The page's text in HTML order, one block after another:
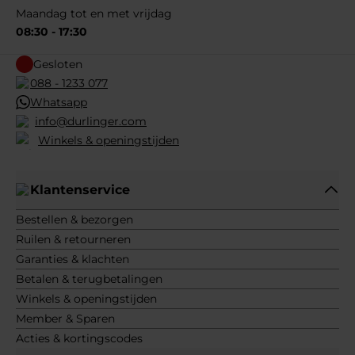
Maandag tot en met vrijdag
08:30 - 17:30
Gesloten
088 - 1233 077
Whatsapp
info@durlinger.com
Winkels & openingstijden
Klantenservice
Bestellen & bezorgen
Ruilen & retourneren
Garanties & klachten
Betalen & terugbetalingen
Winkels & openingstijden
Member & Sparen
Acties & kortingscodes